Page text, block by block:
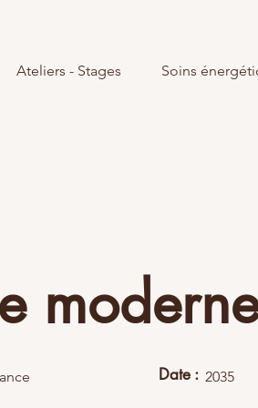
Ateliers - Stages Soins
Date : 2035